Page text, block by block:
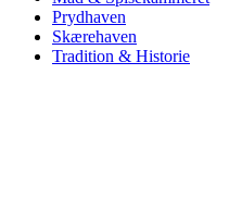
Prydhaven
Skærehaven
Tradition & Historie